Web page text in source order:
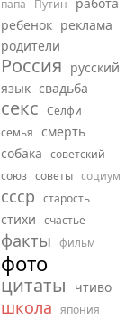
папа Путин
ребенок реклама
родители
Россия русский
язык свадьба
секс Селфи
семья смерть
собака советский
союз советы социум
ссср старость
стихи счастье
факты фильм
фото
цитаты чтиво
школа япония